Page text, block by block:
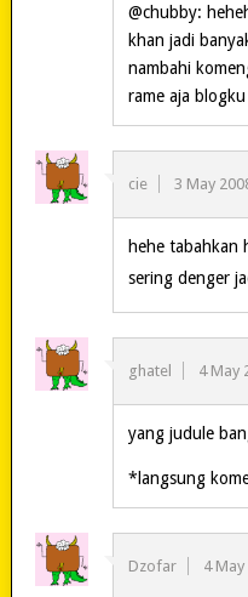
@chubby:
khan jadi
nambahi
rame aja blogku
cie 3 May
hehe tabahkan
sering denger
ghatel 4 May
yang judule
*langsung
Dzofar 4